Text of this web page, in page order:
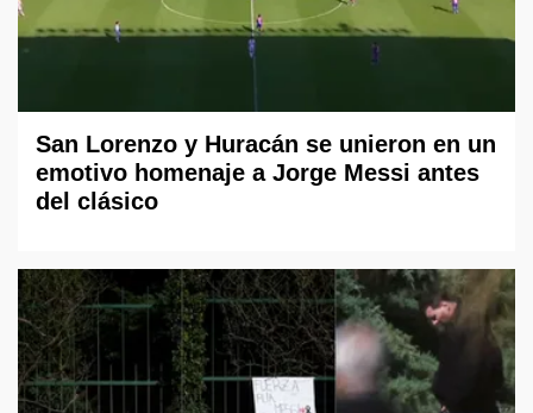
San Lorenzo y Huracán se unieron en un
emotivo homenaje a Jorge Messi antes
del clásico